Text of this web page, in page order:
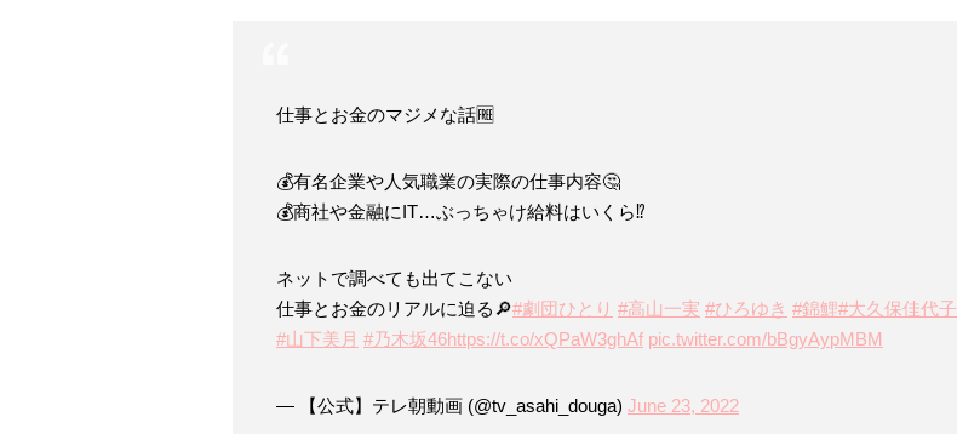
仕事とお金のマジメな話🆓
💰有名企業や人気職業の実際の仕事内容🤔
💰商社や金融にIT…ぶっちゃけ給料はいくら⁉
ネットで調べても出てこない
仕事とお金のリアルに迫る🔎#劇団ひとり #高山一実 #ひろゆき #錦鯉#大久保佳代子
#山下美月 #乃木坂46https://t.co/xQPaW3ghAf pic.twitter.com/bBgyAypMBM
— 【公式】テレ朝動画 (@tv_asahi_douga) June 23, 2022